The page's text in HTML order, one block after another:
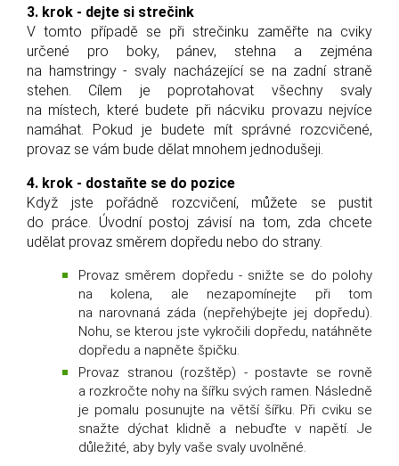
3. krok - dejte si strečink
V tomto případě se při strečinku zaměřte na cviky
určené pro boky, pánev, stehna a zejména
na hamstringy - svaly nacházející se na zadní straně
stehen. Cílem je poprotahovat všechny svaly
na místech, které budete při nácviku provazu nejvíce
namáhat. Pokud je budete mít správné rozcvičené,
provaz se vám bude dělat mnohem jednodušeji.
4. krok - dostaňte se do pozice
Když jste pořádně rozcvičení, můžete se pustit
do práce. Úvodní postoj závisí na tom, zda chcete
udělat provaz směrem dopředu nebo do strany.
Provaz směrem dopředu - snižte se do polohy
na kolena, ale nezapomínejte při tom
na narovnaná záda (nepřehýbejte jej dopředu).
Nohu, se kterou jste vykročili dopředu, natáhněte
dopředu a napněte špičku.
Provaz stranou (rozštěp) - postavte se rovně
a rozkročte nohy na šířku svých ramen. Následně
je pomalu posunujte na větší šířku. Při cviku se
snažte dýchat klidně a nebuďte v napětí. Je
důležité, aby byly vaše svaly uvolněné.